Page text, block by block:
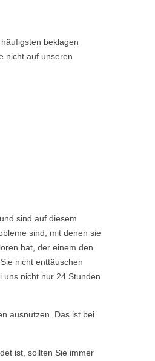
beklagen
nicht auf unseren
sind auf diesem
sind, mit denen sie
hat, der einem den
nicht enttäuschen
uns nicht nur 24 Stunden
ausnutzen. Das ist bei
ist, sollten Sie immer